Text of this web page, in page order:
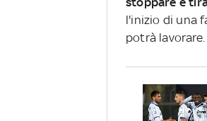
l'inizio di una
potrà lavorare.